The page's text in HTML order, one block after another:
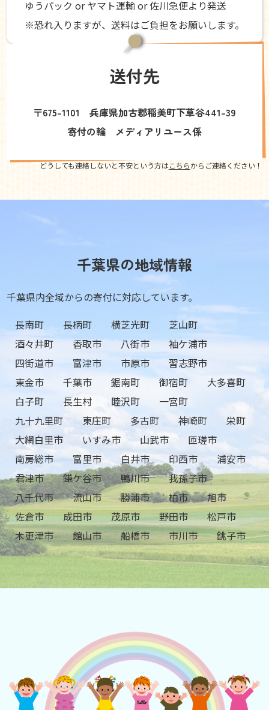
ゆうパック or ヤマト運輸 or 佐川急便より発送
※恐れ入りますが、送料はご負担をお願いします。
送付先
〒675-1101 兵庫県加古郡稲美町下草谷441-39
寄付の輪 メディアリユース係
どうしても連絡しないと不安という方はこちらからご連絡ください！
千葉県の地域情報
千葉県内全域からの寄付に対応しています。
長南町
長柄町 横芝光町
芝山町
酒々井町
香取市 八街市
袖ケ浦市
四街道市
富津市 市原市
習志野市
東金市
千葉市 鋸南町 御宿町
大多喜町
白子町
長生村 睦沢町
一宮町
九十九里町
東庄町 多古町 神崎町
栄町
大網白里市
いすみ市 山武市
匝瑳市
南房総市
富里市 白井市 印西市
浦安市
君津市
鎌ケ谷市 鴨川市
我孫子市
八千代市
流山市 勝浦市 柏市
旭市
佐倉市
成田市 茂原市 野田市
松戸市
木更津市
館山市 船橋市 市川市 銚子市